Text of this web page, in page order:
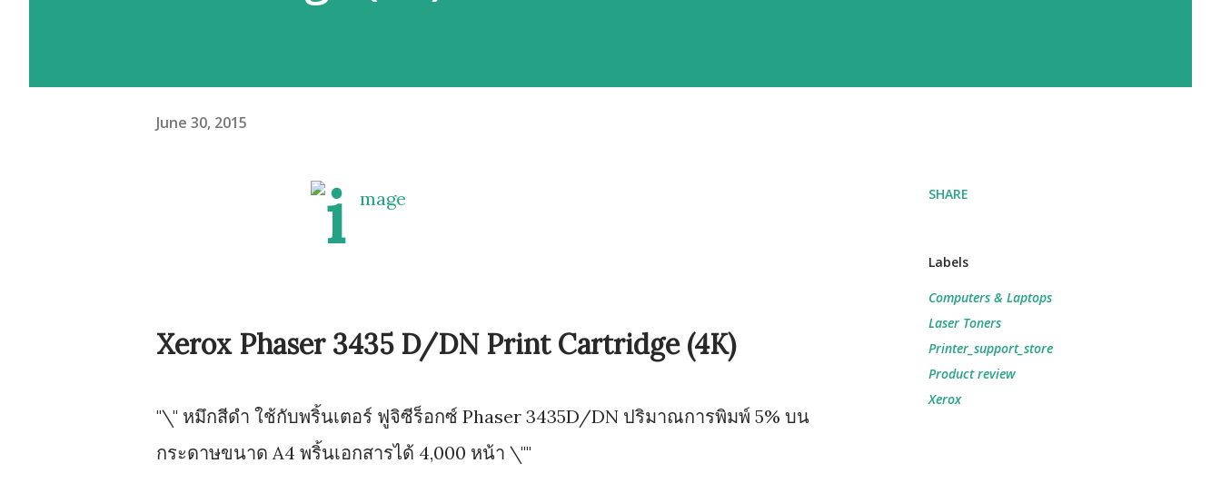
June 30, 2015
Xerox Phaser 3435 D/DN Print Cartridge (4K)
"\" หมึกสีดำ ใช้กับพริ้นเตอร์ ฟูจิซีร็อกซ์ Phaser 3435D/DN ปริมาณการพิมพ์ 5% บน
กระดาษขนาด A4 พริ้นเอกสารได้ 4,000 หน้า \""
SHARE
Labels
Computers & Laptops
Laser Toners
Printer_support_store
Product review
Xerox